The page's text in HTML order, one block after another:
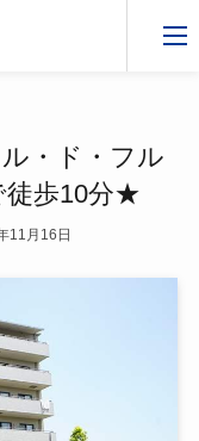
ル・ド・フル
歩10分★
11月16日